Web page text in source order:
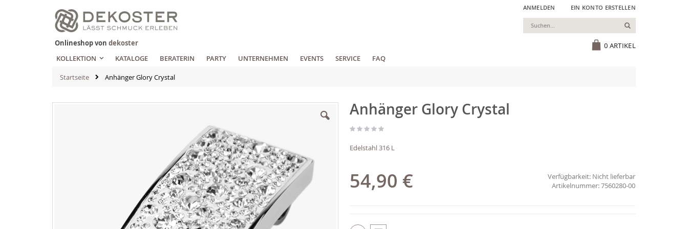
Zum
Inhalt
springen
ANMELDEN EIN KONTO ERSTELLEN
0 ARTIKEL
Suchen
Onlineshop von dekoster
KOLLEKTION
KATALOGE BERATERIN PARTY UNTERNEHMEN EVENTS SERVICE FAQ
Startseite Anhänger Glory Crystal
Anhänger Glory Crystal
Edelstahl 316 L
54,90 € Verfügbarkeit: Nicht lieferbar
7560280-00